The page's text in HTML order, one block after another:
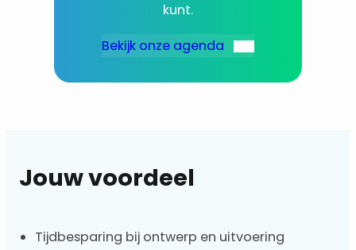
kunt.
Bekijk onze agenda
Jouw voordeel
Tijdbesparing bij ontwerp en uitvoering